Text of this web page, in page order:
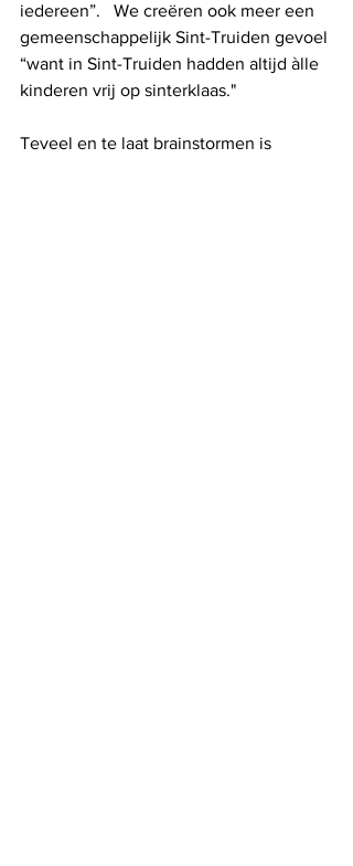
iedereen”.   We creëren ook meer een
gemeenschappelijk Sint-Truiden gevoel
“want in Sint-Truiden hadden altijd àlle
kinderen vrij op sinterklaas."
Teveel en te laat brainstormen is